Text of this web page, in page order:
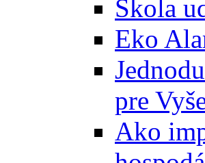
Škola
Eko
pre
Ako